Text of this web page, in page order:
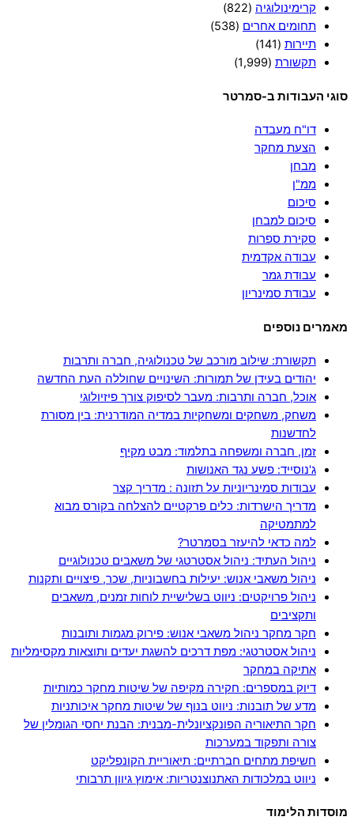
קרימינולוגיה (822)
תחומים אחרים (538)
תיירות (141)
תקשורת (1,999)
סוגי העבודות ב-סמרטר
דו"ח מעבדה
הצעת מחקר
מבחן
ממ"ן
סיכום
סיכום למבחן
סקירת ספרות
עבודה אקדמית
עבודת גמר
עבודת סמינריון
מאמרים נוספים
תקשורת: שילוב מורכב של טכנולוגיה, חברה ותרבות
יהודים בעידן של תמורות: השינויים שחוללה העת החדשה
אוכל, חברה ותרבות: מעבר לסיפוק צורך פיזיולוגי
משחק, משחקים ומשחקיות במדיה המודרנית: בין מסורת
לחדשנות
זמן, חברה ומשפחה בתלמוד: מבט מקיף
ג'נוסייד: פשע נגד האנושות
עבודות סמינריוניות על תזונה : מדריך קצר
מדריך הישרדות: כלים פרקטיים להצלחה בקורס מבוא
למתמטיקה
למה כדאי להיעזר בסמרטר?
ניהול העתיד: ניהול אסטרטגי של משאבים טכנולוגיים
ניהול משאבי אנוש: יעילות בחשבוניות, שכר, פיצויים ותקנות
ניהול פרויקטים: ניווט בשלישיית לוחות זמנים, משאבים
ותקציבים
חקר מחקר ניהול משאבי אנוש: פירוק מגמות ותובנות
ניהול אסטרטגי: מפת דרכים להשגת יעדים ותוצאות מקסימליות
אתיקה במחקר
דיוק במספרים: חקירה מקיפה של שיטות מחקר כמותיות
מדע של תובנות: ניווט בנוף של שיטות מחקר איכותניות
חקר התיאוריה הפונקציונלית-מבנית: הבנת יחסי הגומלין של
צורה ותפקוד במערכות
חשיפת מתחים חברתיים: תיאוריית הקונפליקט
ניווט במלכודות האתנוצנטריות: אימוץ גיוון תרבותי
מוסדות הלימוד